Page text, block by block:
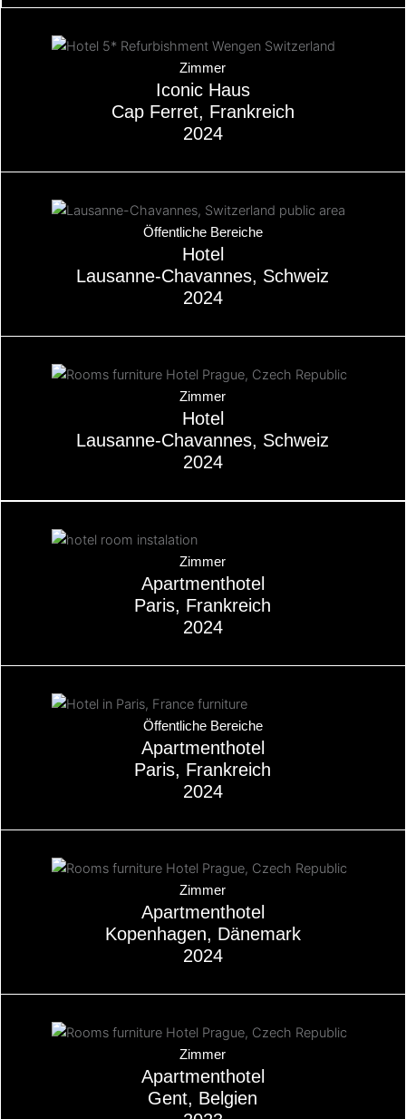
Über
Zimmer
Iconic Haus
Cap Ferret, Frankreich
2024
Über
Öffentliche Bereiche
Hotel
Lausanne-Chavannes, Schweiz
2024
Über
Zimmer
Hotel
Lausanne-Chavannes, Schweiz
2024
Über
Zimmer
Apartmenthotel
Paris, Frankreich
2024
Über
Öffentliche Bereiche
Apartmenthotel
Paris, Frankreich
2024
Über
Zimmer
Apartmenthotel
Kopenhagen, Dänemark
2024
Über
Zimmer
Apartmenthotel
Gent, Belgien